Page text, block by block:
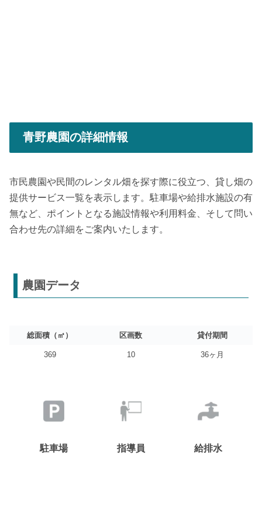
青野農園の詳細情報
市民農園や民間のレンタル畑を探す際に役立つ、貸し畑の
提供サービス一覧を表示します。駐車場や給排水施設の有
無など、ポイントとなる施設情報や利用料金、そして問い
合わせ先の詳細をご案内いたします。
農園データ
総面積（㎡） 区画数 貸付期間
369 10 36ヶ月
駐車場 指導員 給排水